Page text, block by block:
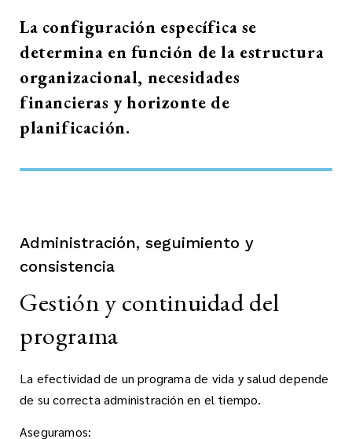
La configuración específica se
determina en función de la estructura
organizacional, necesidades
financieras y horizonte de
planificación.
Administración, seguimiento y
consistencia
Gestión y continuidad del
programa
La efectividad de un programa de vida y salud depende
de su correcta administración en el tiempo.
Aseguramos: